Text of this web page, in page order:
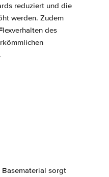
reduziert und die
werden. Zudem
des
sorgt